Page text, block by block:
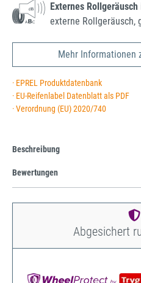
Externes Rollgeräusch
externe Rollgeräusch,
Mehr Informationen
· EPREL Produktdatenbank
· EU-Reifenlabel Datenblatt als PDF
· Verordnung (EU) 2020/740
Beschreibung
Bewertungen
Abgesichert